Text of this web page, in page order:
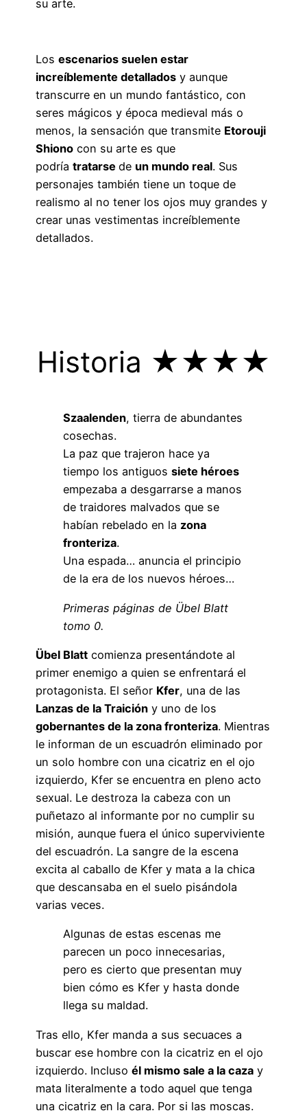
su arte.
Los escenarios suelen estar
increíblemente detallados y aunque
transcurre en un mundo fantástico, con
seres mágicos y época medieval más o
menos, la sensación que transmite Etorouji
Shiono con su arte es que
podría tratarse de un mundo real. Sus
personajes también tiene un toque de
realismo al no tener los ojos muy grandes y
crear unas vestimentas increíblemente
detallados.
Historia ★★★★
Szaalenden, tierra de abundantes
cosechas.
La paz que trajeron hace ya
tiempo los antiguos siete héroes
empezaba a desgarrarse a manos
de traidores malvados que se
habían rebelado en la zona
fronteriza.
Una espada… anuncia el principio
de la era de los nuevos héroes…
Primeras páginas de Übel Blatt
tomo 0.
Übel Blatt comienza presentándote al
primer enemigo a quien se enfrentará el
protagonista. El señor Kfer, una de las
Lanzas de la Traición y uno de los
gobernantes de la zona fronteriza. Mientras
le informan de un escuadrón eliminado por
un solo hombre con una cicatriz en el ojo
izquierdo, Kfer se encuentra en pleno acto
sexual. Le destroza la cabeza con un
puñetazo al informante por no cumplir su
misión, aunque fuera el único superviviente
del escuadrón. La sangre de la escena
excita al caballo de Kfer y mata a la chica
que descansaba en el suelo pisándola
varias veces.
Algunas de estas escenas me
parecen un poco innecesarias,
pero es cierto que presentan muy
bien cómo es Kfer y hasta donde
llega su maldad.
Tras ello, Kfer manda a sus secuaces a
buscar ese hombre con la cicatriz en el ojo
izquierdo. Incluso él mismo sale a la caza y
mata literalmente a todo aquel que tenga
una cicatriz en la cara. Por si las moscas.